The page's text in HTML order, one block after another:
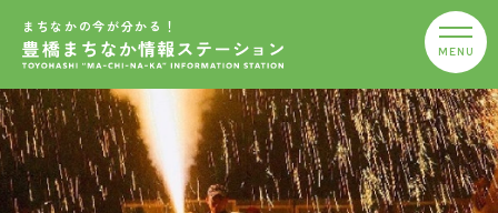
まちなかの今が分かる！